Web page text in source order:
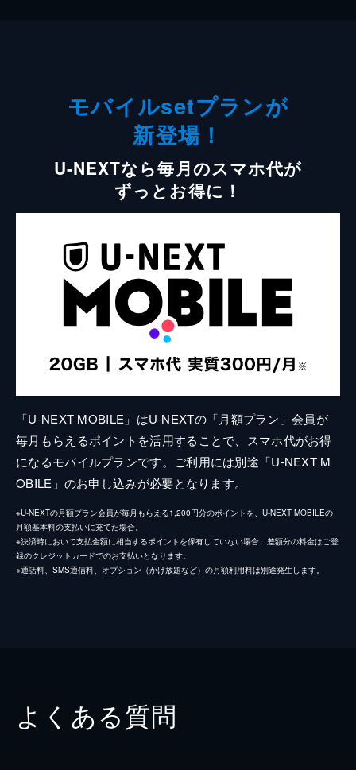
モバイルsetプランが
新登場！
U-NEXTなら毎月のスマホ代が
ずっとお得に！
「U-NEXT MOBILE」はU-NEXTの「月額プラン」会員が
毎月もらえるポイントを活用することで、スマホ代がお得
になるモバイルプランです。ご利用には別途「U-NEXT M
OBILE」のお申し込みが必要となります。
※U-NEXTの月額プラン会員が毎月もらえる1,200円分のポイントを、U-NEXT MOBILEの
月額基本料の支払いに充てた場合。
※決済時において支払金額に相当するポイントを保有していない場合、差額分の料金はご登
録のクレジットカードでのお支払いとなります。
※通話料、SMS通信料、オプション（かけ放題など）の月額利用料は別途発生します。
よくある質問